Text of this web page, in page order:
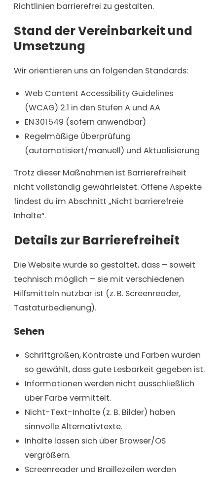
Richtlinien barrierefrei zu gestalten.
Stand der Vereinbarkeit und
Umsetzung
Wir orientieren uns an folgenden Standards:
Web Content Accessibility Guidelines
(WCAG) 2.1 in den Stufen A und AA
EN 301 549 (sofern anwendbar)
Regelmäßige Überprüfung
(automatisiert/manuell) und Aktualisierung
Trotz dieser Maßnahmen ist Barrierefreiheit
nicht vollständig gewährleistet. Offene Aspekte
findest du im Abschnitt „Nicht barrierefreie
Inhalte“.
Details zur Barrierefreiheit
Die Website wurde so gestaltet, dass – soweit
technisch möglich – sie mit verschiedenen
Hilfsmitteln nutzbar ist (z. B. Screenreader,
Tastaturbedienung).
Sehen
Schriftgrößen, Kontraste und Farben wurden
so gewählt, dass gute Lesbarkeit gegeben ist.
Informationen werden nicht ausschließlich
über Farbe vermittelt.
Nicht-Text-Inhalte (z. B. Bilder) haben
sinnvolle Alternativtexte.
Inhalte lassen sich über Browser/OS
vergrößern.
Screenreader und Braillezeilen werden